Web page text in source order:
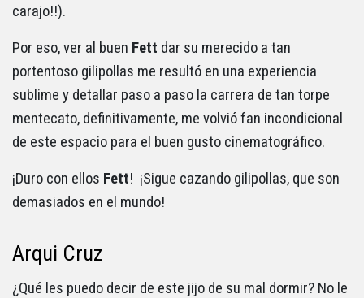
carajo!!).
Por eso, ver al buen Fett dar su merecido a tan
portentoso gilipollas me resultó en una experiencia
sublime y detallar paso a paso la carrera de tan torpe
mentecato, definitivamente, me volvió fan incondicional
de este espacio para el buen gusto cinematográfico.
¡Duro con ellos Fett! ¡Sigue cazando gilipollas, que son
demasiados en el mundo!
Arqui Cruz
¿Qué les puedo decir de este jijo de su mal dormir? No le